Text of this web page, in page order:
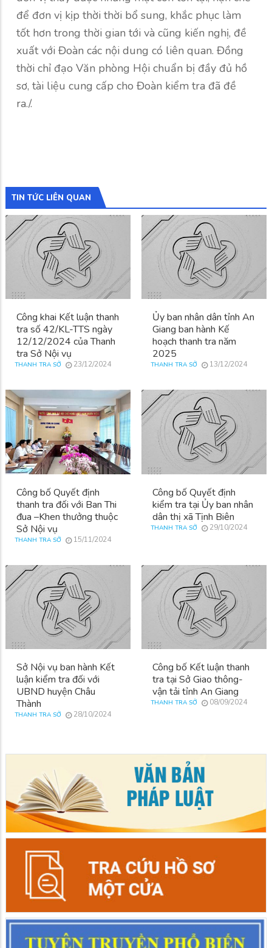
để đơn vị kịp thời thời bổ sung, khắc phục làm
tốt hơn trong thời gian tới và cũng kiến nghị, đề
xuất với Đoàn các nội dung có liên quan. Đồng
thời chỉ đạo Văn phòng Hội chuẩn bị đầy đủ hồ
sơ, tài liệu cung cấp cho Đoàn kiểm tra đã đề
ra./.
TIN TỨC LIÊN QUAN
Công khai Kết luận thanh
tra số 42/KL-TTS ngày
12/12/2024 của Thanh
tra Sở Nội vụ
THANH TRA SỞ 23/12/2024
Ủy ban nhân dân tỉnh An
Giang ban hành Kế
hoạch thanh tra năm
2025
THANH TRA SỞ 13/12/2024
Công bố Quyết định
thanh tra đối với Ban Thi
đua –Khen thưởng thuộc
Sở Nội vụ
THANH TRA SỞ 15/11/2024
Công bố Quyết định
kiểm tra tại Ủy ban nhân
dân thị xã Tịnh Biên
THANH TRA SỞ 29/10/2024
Sở Nội vụ ban hành Kết
luận kiểm tra đối với
UBND huyện Châu
Thành
THANH TRA SỞ 28/10/2024
Công bố Kết luận thanh
tra tại Sở Giao thông-
vận tải tỉnh An Giang
THANH TRA SỞ 08/09/2024